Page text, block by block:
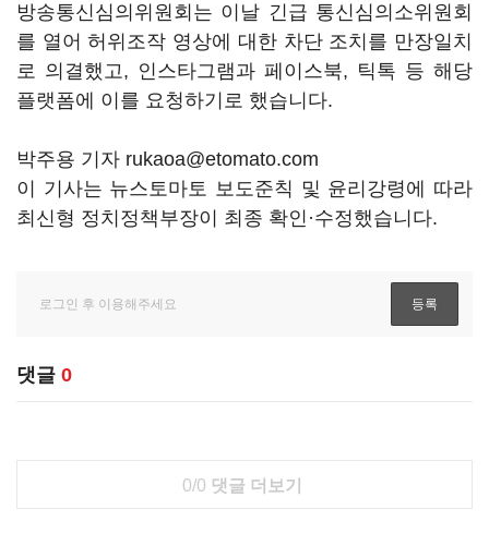
방송통신심의위원회는 이날 긴급 통신심의소위원회
를 열어 허위조작 영상에 대한 차단 조치를 만장일치
로 의결했고, 인스타그램과 페이스북, 틱톡 등 해당
플랫폼에 이를 요청하기로 했습니다.
박주용 기자 rukaoa@etomato.com
이 기사는 뉴스토마토 보도준칙 및 윤리강령에 따라
최신형 정치정책부장이 최종 확인·수정했습니다.
댓글 0
0/0 댓글 더보기